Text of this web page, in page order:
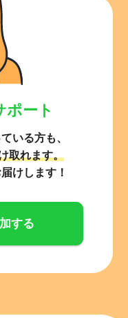
ポート
いる方も、
取れます。
けします！
する